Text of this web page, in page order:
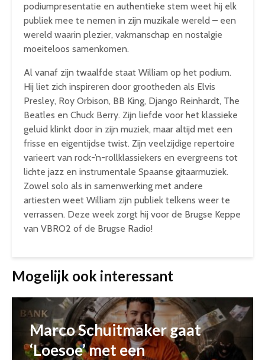
podiumpresentatie en authentieke stem weet hij elk
publiek mee te nemen in zijn muzikale wereld – een
wereld waarin plezier, vakmanschap en nostalgie
moeiteloos samenkomen.
Al vanaf zijn twaalfde staat William op het podium.
Hij liet zich inspireren door grootheden als Elvis
Presley, Roy Orbison, BB King, Django Reinhardt, The
Beatles en Chuck Berry. Zijn liefde voor het klassieke
geluid klinkt door in zijn muziek, maar altijd met een
frisse en eigentijdse twist. Zijn veelzijdige repertoire
varieert van rock-’n-rollklassiekers en evergreens tot
lichte jazz en instrumentale Spaanse gitaarmuziek.
Zowel solo als in samenwerking met andere
artiesten weet William zijn publiek telkens weer te
verrassen. Deze week zorgt hij voor de Brugse Keppe
van VBRO2 of de Brugse Radio!
Mogelijk ook interessant
Marco Schuitmaker gaat
‘Loesoe’ met een